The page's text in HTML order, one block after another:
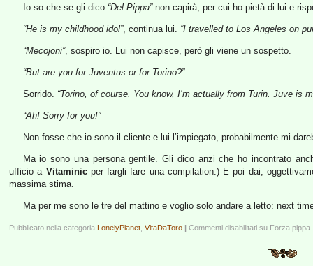
Io so che se gli dico “Del Pippa”non capirà, per cui ho pietà di lui e
“He is my childhood idol”, continua lui. “I travelled to Los Angeles on
“Mecojoni”, sospiro io. Lui non capisce, però gli viene un sospetto.
“But are you for Juventus or for Torino?”
Sorrido. “Torino, of course. You know, I’m actually from Turin. Juve is
“Ah! Sorry for you!”
Non fosse che io sono il cliente e lui l’impiegato, probabilmente mi
Ma io sono una persona gentile. Gli dico anzi che ho incontrato
ufficio a Vitaminicper fargli fare una compilation.) E poi dai,
massima stima.
Ma per me sono le tre del mattino e voglio solo andare a letto: next
Pubblicato nella categoria LonelyPlanet VitaDaToro | Commenti disabilitati su Forza pippa